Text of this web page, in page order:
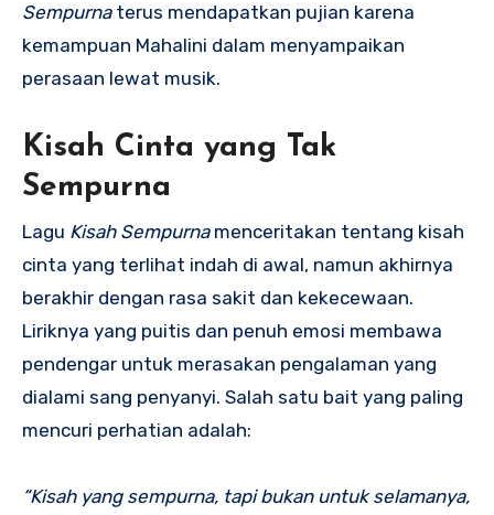
Sempurnaterus mendapatkan pujian karena
kemampuan Mahalini dalam menyampaikan
perasaan lewat musik.
Kisah Cinta yang Tak
Sempurna
Lagu Kisah Sempurnamenceritakan tentang kisah
cinta yang terlihat indah di awal, namun akhirnya
berakhir dengan rasa sakit dan kekecewaan.
Liriknya yang puitis dan penuh emosi membawa
pendengar untuk merasakan pengalaman yang
dialami sang penyanyi. Salah satu bait yang paling
mencuri perhatian adalah:
“Kisah yang sempurna, tapi bukan untuk selamanya,